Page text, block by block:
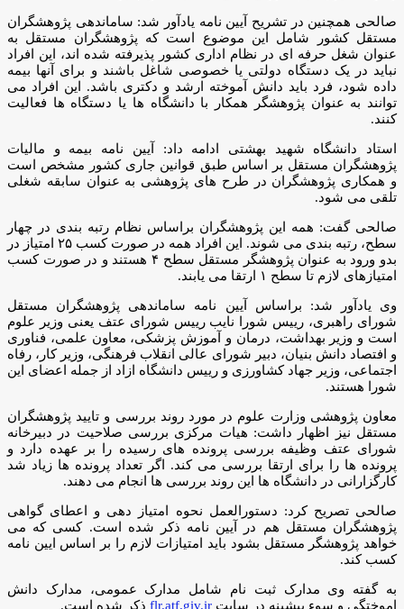
صالحی همچنین در تشریح آیین نامه یادآور شد: ساماندهی پژوهشگران
مستقل کشور شامل این موضوع است که پژوهشگران مستقل به
عنوان شغل حرفه ای در نظام اداری کشور پذیرفته شده اند، این افراد
نباید در یک دستگاه دولتی یا خصوصی شاغل باشند و برای آنها بیمه
داده شود، فرد باید دانش آموخته ارشد و دکتری باشد. ‌این افراد می
توانند به عنوان پژوهشگر همکار با دانشگاه ها یا دستگاه ها فعالیت
کنند.
استاد دانشگاه شهید بهشتی ادامه داد: آیین نامه بیمه و مالیات
پژوهشگران مستقل بر اساس طبق قوانین جاری کشور مشخص است
و همکاری پژوهشگران در طرح های پژوهشی به عنوان سابقه شغلی
تلقی می شود.
صالحی گفت: همه این پژوهشگران براساس نظام رتبه بندی در چهار
سطح، رتبه بندی می شوند. این افراد همه در صورت کسب ۲۵ امتیاز در
بدو ورود به عنوان پژوهشگر مستقل سطح ۴ هستند و در صورت کسب
امتیازهای لازم تا سطح ۱ ارتقا می یابند.
وی یادآور شد: براساس آیین نامه ساماندهی پژوهشگران مستقل
شورای راهبری، رییس شورا نایب رییس شورای عتف یعنی وزیر علوم
است و وزیر بهداشت، درمان و آموزش پزشکی، معاون علمی، فناوری
و افتصاد دانش بنیان، دبیر شورای عالی انقلاب فرهنگی، وزیر کار، رفاه
اجتماعی، وزیر جهاد کشاورزی و رییس دانشگاه ازاد از جمله اعضای این
شورا هستند.
معاون پژوهشی وزارت علوم در مورد روند بررسی و تایید پژوهشگران
مستقل نیز اظهار داشت: هیات مرکزی بررسی صلاحیت در دبیرخانه
شورای عتف وظیفه بررسی پرونده های رسیده را بر عهده دارد و
پرونده ها را برای ارتقا بررسی می کند. اگر تعداد پرونده ها زیاد شد
کارگزارانی در دانشگاه ها این روند بررسی ها انجام می دهند.
صالحی تصریح کرد: دستورالعمل نحوه امتیاز دهی و اعطای گواهی
پژوهشگران مستقل هم در آیین نامه ذکر شده است. کسی که می
خواهد پژوهشگر مستقل بشود باید امتیازات لازم را بر اساس ایین نامه
کسب کند.
به گفته وی مدارک ثبت نام شامل مدارک عمومی، مدارک دانش
اموختگی و سوء پیشینه در سایت flr.atf.giv.ir ذکر شده است.